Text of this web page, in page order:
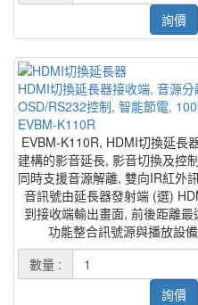
詢價
HDMI切換延長器接收端, 音源
OSD/RS232控制, 智能節電,
EVBM-K110R
EVBM-K110R, HDMI切換延長
建構的影音延長, 影音切換及控
同時支援音源解離, 雙向IR紅外
音訊號由延長器發射端 (選)
到接收端輸出畫面, 前後距離
功能整合訊號源與播放設
數量 :
詢價